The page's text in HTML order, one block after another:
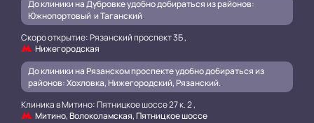
До клиники на Дубровке удобно добираться из районов:
Южнопортовый и Таганский.
Скоро открытие: Рязанский проспект 3Б ,
Нижегородская
До клиники на Рязанском проспекте удобно добираться из
районов: Хохловка, Нижегородский, Рязанский..
Клиника в Митино: Пятницкое шоссе 27 к. 2 ,
Митино, Волоколамская, Пятницкое шоссе